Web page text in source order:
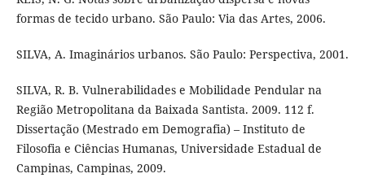
formas de tecido urbano. São Paulo: Via das Artes, 2006.
SILVA, A. Imaginários urbanos. São Paulo: Perspectiva, 2001.
SILVA, R. B. Vulnerabilidades e Mobilidade Pendular na
Região Metropolitana da Baixada Santista. 2009. 112 f.
Dissertação (Mestrado em Demografia) – Instituto de
Filosofia e Ciências Humanas, Universidade Estadual de
Campinas, Campinas, 2009.